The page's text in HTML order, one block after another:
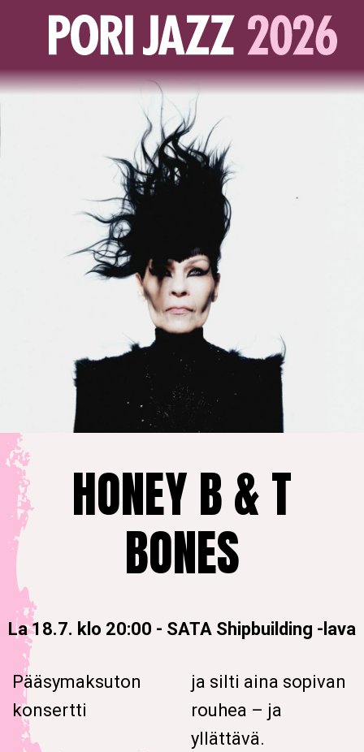
HONEY B & T
BONES
La 18.7. klo 20:00 - SATA Shipbuilding -lava
Pääsymaksuton
konsertti
ja silti aina sopivan
rouhea – ja
yllättävä.